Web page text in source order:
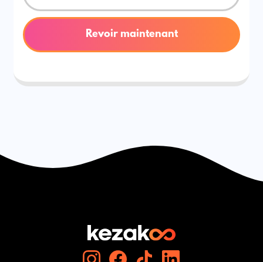
Revoir maintenant